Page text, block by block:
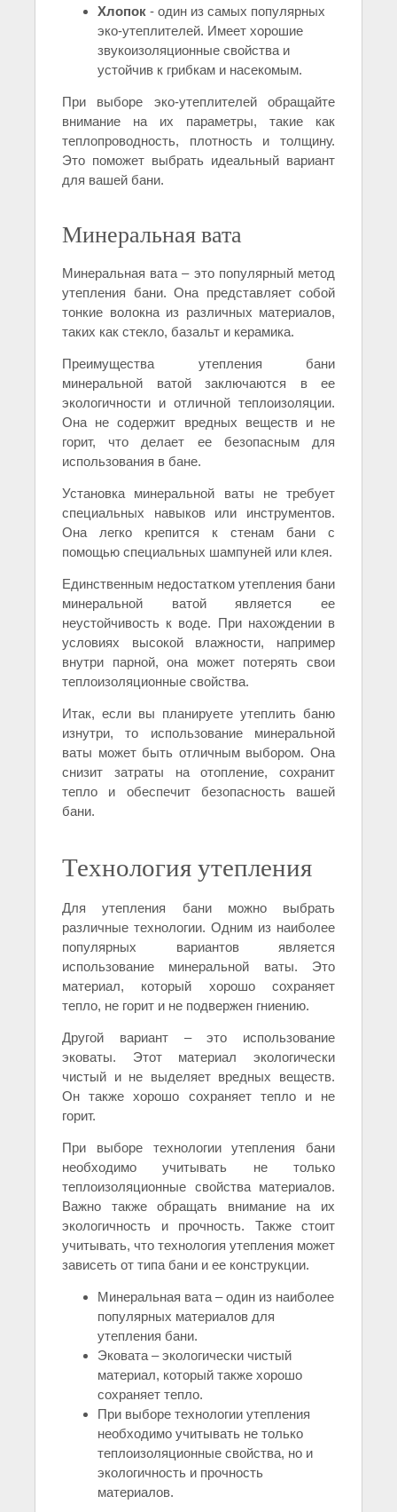
Хлопок - один из самых популярных
эко-утеплителей. Имеет хорошие
звукоизоляционные свойства и
устойчив к грибкам и насекомым.
При выборе эко-утеплителей обращайте
внимание на их параметры, такие как
теплопроводность, плотность и толщину.
Это поможет выбрать идеальный вариант
для вашей бани.
Минеральная вата
Минеральная вата – это популярный метод
утепления бани. Она представляет собой
тонкие волокна из различных материалов,
таких как стекло, базальт и керамика.
Преимущества утепления бани
минеральной ватой заключаются в ее
экологичности и отличной теплоизоляции.
Она не содержит вредных веществ и не
горит, что делает ее безопасным для
использования в бане.
Установка минеральной ваты не требует
специальных навыков или инструментов.
Она легко крепится к стенам бани с
помощью специальных шампуней или клея.
Единственным недостатком утепления бани
минеральной ватой является ее
неустойчивость к воде. При нахождении в
условиях высокой влажности, например
внутри парной, она может потерять свои
теплоизоляционные свойства.
Итак, если вы планируете утеплить баню
изнутри, то использование минеральной
ваты может быть отличным выбором. Она
снизит затраты на отопление, сохранит
тепло и обеспечит безопасность вашей
бани.
Технология утепления
Для утепления бани можно выбрать
различные технологии. Одним из наиболее
популярных вариантов является
использование минеральной ваты. Это
материал, который хорошо сохраняет
тепло, не горит и не подвержен гниению.
Другой вариант – это использование
эковаты. Этот материал экологически
чистый и не выделяет вредных веществ.
Он также хорошо сохраняет тепло и не
горит.
При выборе технологии утепления бани
необходимо учитывать не только
теплоизоляционные свойства материалов.
Важно также обращать внимание на их
экологичность и прочность. Также стоит
учитывать, что технология утепления может
зависеть от типа бани и ее конструкции.
Минеральная вата – один из наиболее
популярных материалов для
утепления бани.
Эковата – экологически чистый
материал, который также хорошо
сохраняет тепло.
При выборе технологии утепления
необходимо учитывать не только
теплоизоляционные свойства, но и
экологичность и прочность
материалов.